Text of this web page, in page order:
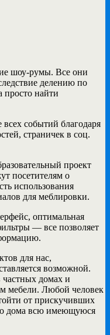
шоу-румы. Все они
делению по
просто найти
всех событий благодаря
страничек в соц.
проект
посетителям о
использования
для меблировки.
оптимальная
— все позволяет
для нас,
возможной.
частных домах и
мебели. Любой человек
от прискучивших
дома всю имеющуюся